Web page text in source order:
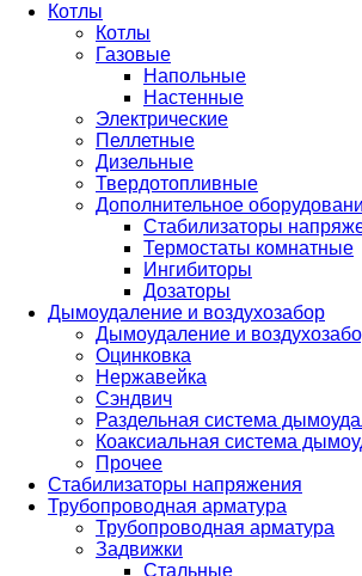
Котлы
Котлы
Газовые
Напольные
Настенные
Электрические
Пеллетные
Дизельные
Твердотопливные
Дополнительное
Стабилизаторы
Термостаты комнатные
Ингибиторы
Дозаторы
Дымоудаление и воздухозабор
Дымоудаление и
Оцинковка
Нержавейка
Сэндвич
Раздельная система
Коаксиальная система
Прочее
Стабилизаторы напряжения
Трубопроводная арматура
Трубопроводная арматура
Задвижки
Стальные